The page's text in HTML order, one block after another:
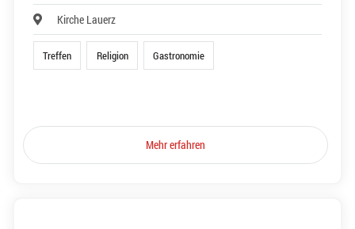
Kirche Lauerz
Treffen Religion Gastronomie
Mehr erfahren